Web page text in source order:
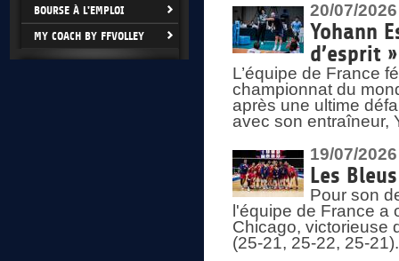
BOURSE À L'EMPLOI
MY COACH BY FFVOLLEY
20/07/2026
Yohann
d’esprit »
L’équipe de France
championnat du
après une ultime
avec son entraîneur,
19/07/2026
Les
Pour son
l'équipe de France a
Chicago, victorieuse
(25-21, 25-22, 25-